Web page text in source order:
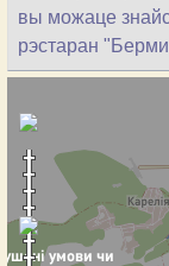
вы можаце
рэстаран